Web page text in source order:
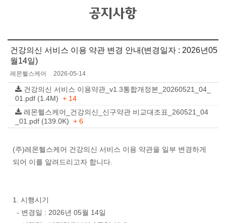
공지사항
건강의신 서비스 이용 약관 변경 안내(변경일자 : 2026년05
월14일)
레몬헬스케어 2026-05-14
건강의신 서비스 이용약관_v1.3통합개정본_20260521_04_
01.pdf (1.4M) + 14
레몬헬스케어_건강의신_신구약관 비교대조표_260521_04
_01.pdf (139.0K) + 6
(주)레몬헬스케어 건강의신 서비스 이용 약관을 일부 변경하게
되어 이를 알려드리고자 합니다.
1. 시행시기
- 변경일 : 2026년 05월 14일